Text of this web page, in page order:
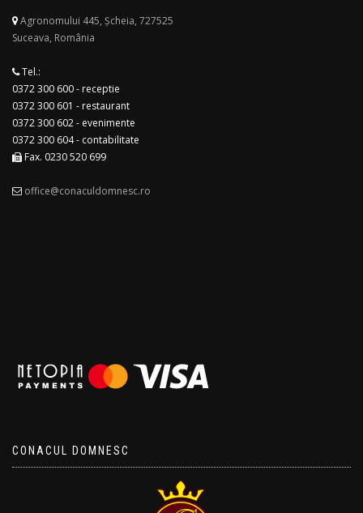
Agronomului 445, Șcheia, 727525
Suceava, România
Tel.:
0372 300 600 - receptie
0372 300 601 - restaurant
0372 300 602 - evenimente
0372 300 604 - contabilitate
Fax. 0230 520 699
office@conaculdomnesc.ro
CONACUL DOMNESC